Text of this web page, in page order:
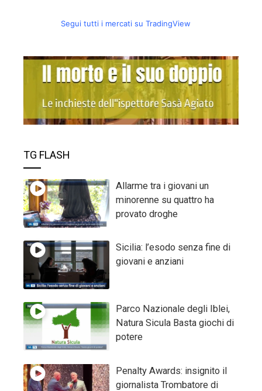
Segui tutti i mercati su TradingView
TG FLASH
Allarme tra i giovani un
minorenne su quattro ha
provato droghe
Sicilia: l’esodo senza fine di
giovani e anziani
Parco Nazionale degli Iblei,
Natura Sicula Basta giochi di
potere
Penalty Awards: insignito il
giornalista Trombatore di